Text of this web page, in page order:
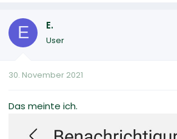
E E.
User
30. November 2021
Das meinte ich.